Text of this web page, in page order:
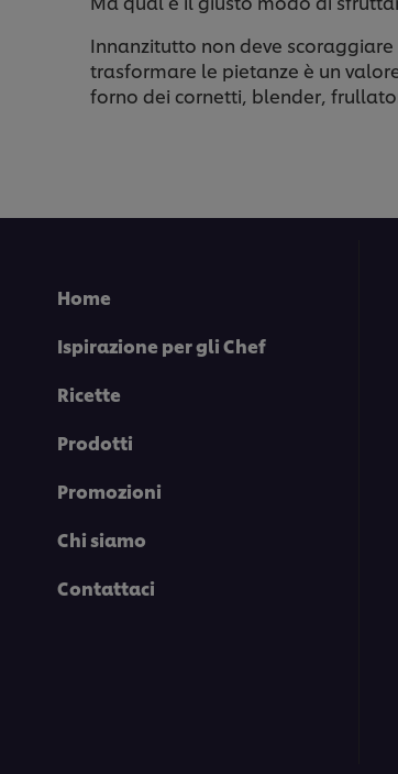
Innanzitutto non deve
trasformare le pietanze è un
forno dei cornetti, blender,
Home
Ispirazione per gli Chef
Ricette
Prodotti
Promozioni
Chi siamo
Contattaci